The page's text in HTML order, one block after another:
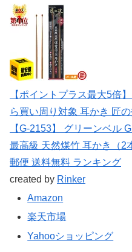
【ポイントプラス最大5倍
ら買い周り対象 耳かき 匠
【G-2153】 グリーンベル
最高級 天然煤竹 耳かき（2
郵便 送料無料 ランキング
created by Rinker
Amazon
楽天市場
Yahooショッピング